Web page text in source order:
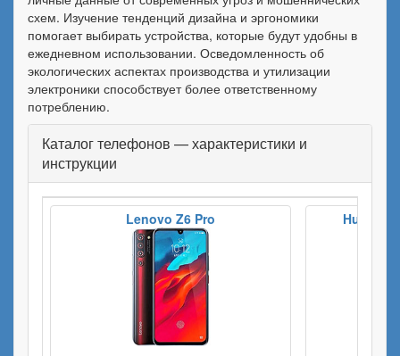
схем. Изучение тенденций дизайна и эргономики
помогает выбирать устройства, которые будут удобны в
ежедневном использовании. Осведомленность об
экологических аспектах производства и утилизации
электроники способствует более ответственному
потреблению.
Каталог телефонов — характеристики и
инструкции
Lenovo Z6 Pro Huawei